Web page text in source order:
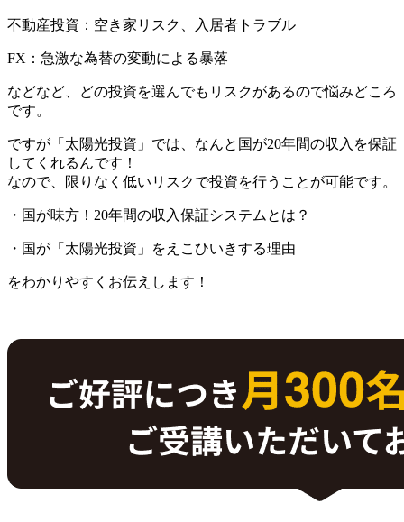
不動産投資：空き家リスク、入居者トラブル
FX：急激な為替の変動による暴落
などなど、どの投資を選んでもリスクがあるので悩みどころ
です。
ですが 「太陽光投資」 では、なんと 国が20年間の収入を保証
してくれるんです！
なので、限りなく低いリスクで投資を行うことが可能です。
・国が味方！20年間の収入保証システムとは？
・国が「太陽光投資」をえこひいきする理由
をわかりやすくお伝えします！